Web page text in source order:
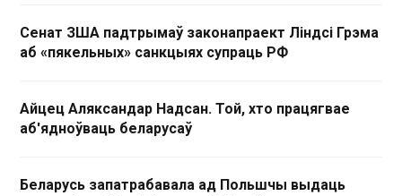
Сенат ЗША падтрымаў законапраект Ліндсі Грэма
аб «пякельных» санкцыях супраць РФ
Айцец Аляксандар Надсан. Той, хто працягвае
аб'ядноўваць беларусаў
Беларусь запатрабавала ад Польшчы выдаць